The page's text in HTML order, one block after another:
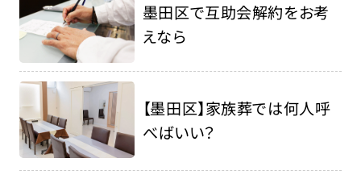
墨田区で互助会解約をお考
えなら
【墨田区】家族葬では何人呼
べばいい？